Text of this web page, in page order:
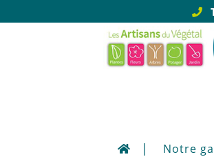
Notre